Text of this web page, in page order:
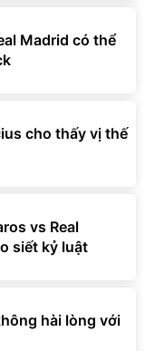
Madrid có thể
cho thấy vị thế
vs Real
siết kỷ luật
hài lòng với